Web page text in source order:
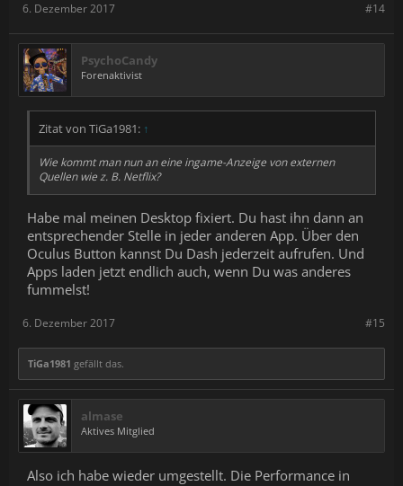
#14
6. Dezember 2017
PsychoCandy
Forenaktivist
Zitat von TiGa1981: ↑
Wie kommt man nun an eine ingame-Anzeige von externen
Quellen wie z. B. Netflix?
Habe mal meinen Desktop fixiert. Du hast ihn dann an
entsprechender Stelle in jeder anderen App. Über den
Oculus Button kannst Du Dash jederzeit aufrufen. Und
Apps laden jetzt endlich auch, wenn Du was anderes
fummelst!
#15
6. Dezember 2017
TiGa1981 gefällt das.
almase
Aktives Mitglied
Also ich habe wieder umgestellt. Die Performance in